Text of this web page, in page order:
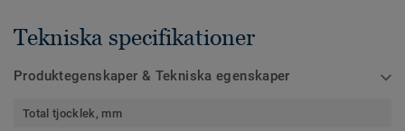
Tekniska specifikationer
Produktegenskaper & Tekniska egenskaper
Total tjocklek, mm